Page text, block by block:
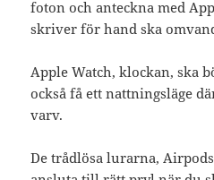
foton och anteckna med
skriver för hand ska
Apple Watch, klockan, ska
också få ett nattningsläge
varv.
De trådlösa lurarna,